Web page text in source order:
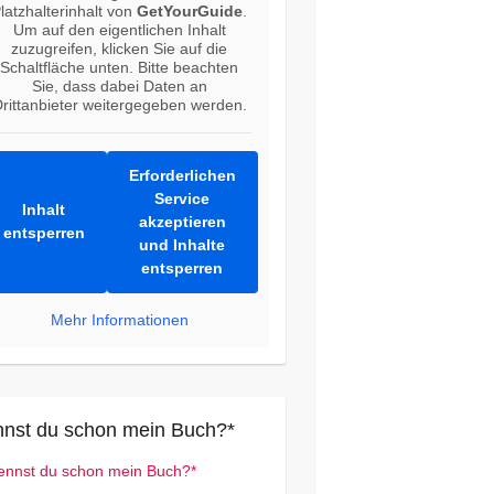
vonGetYourGuide
Um auf den eigentlichen Inhalt
zuzugreifen, klicken Sie auf die
Schaltfläche unten. Bitte beachten
Sie, dass dabei Daten an
weitergegeben werden.
Inhalt
entsperren
Erforderlichen
Service
akzeptieren
und Inhalte
entsperren
Mehr Informationen
du schon mein Buch?*